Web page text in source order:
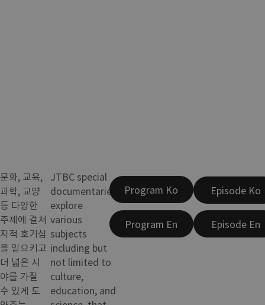
문화, 교육,
과학, 교양
등 다양한
주제에 걸쳐
지적 호기심
을 일으키고
더 넓은 시
야를 가질
수 있게 도
JTBC special
documentaries
explore
various
subjects
including but
not limited to
culture,
education, and
Program Ko
Program En
Episode Ko
Episode En